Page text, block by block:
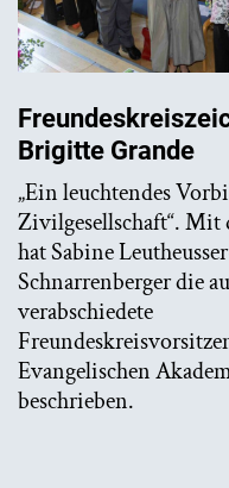
Brigitte Grande
„Ein leuchtendes
Zivilgesellschaft“. Mit
hat Sabine
Schnarrenberger die
verabschiedete
Evangelischen
beschrieben.